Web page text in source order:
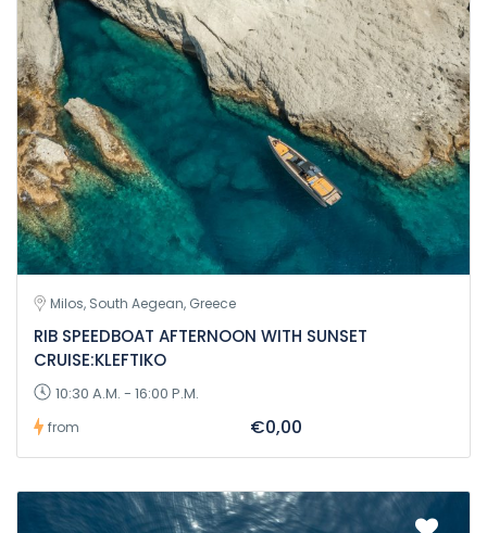
Milos, South Aegean, Greece
RIB SPEEDBOAT AFTERNOON WITH SUNSET
CRUISE:KLEFTIKO
10:30 A.M. - 16:00 P.M.
from €0,00